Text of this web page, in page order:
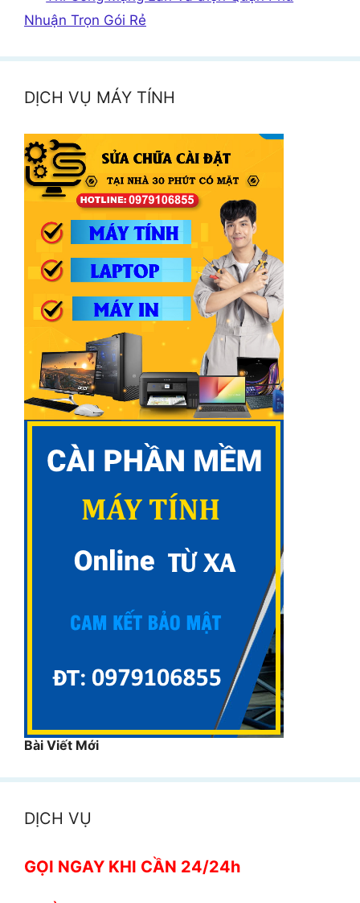
Nhuận Trọn Gói Rẻ
DỊCH VỤ MÁY TÍNH
Bài Viết Mới
DỊCH VỤ
GỌI NGAY KHI CẦN 24/24h